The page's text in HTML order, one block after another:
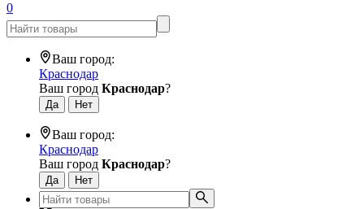
0
Ваш город:
Краснодар
Ваш город Краснодар?
Ваш город:
Краснодар
Ваш город Краснодар?